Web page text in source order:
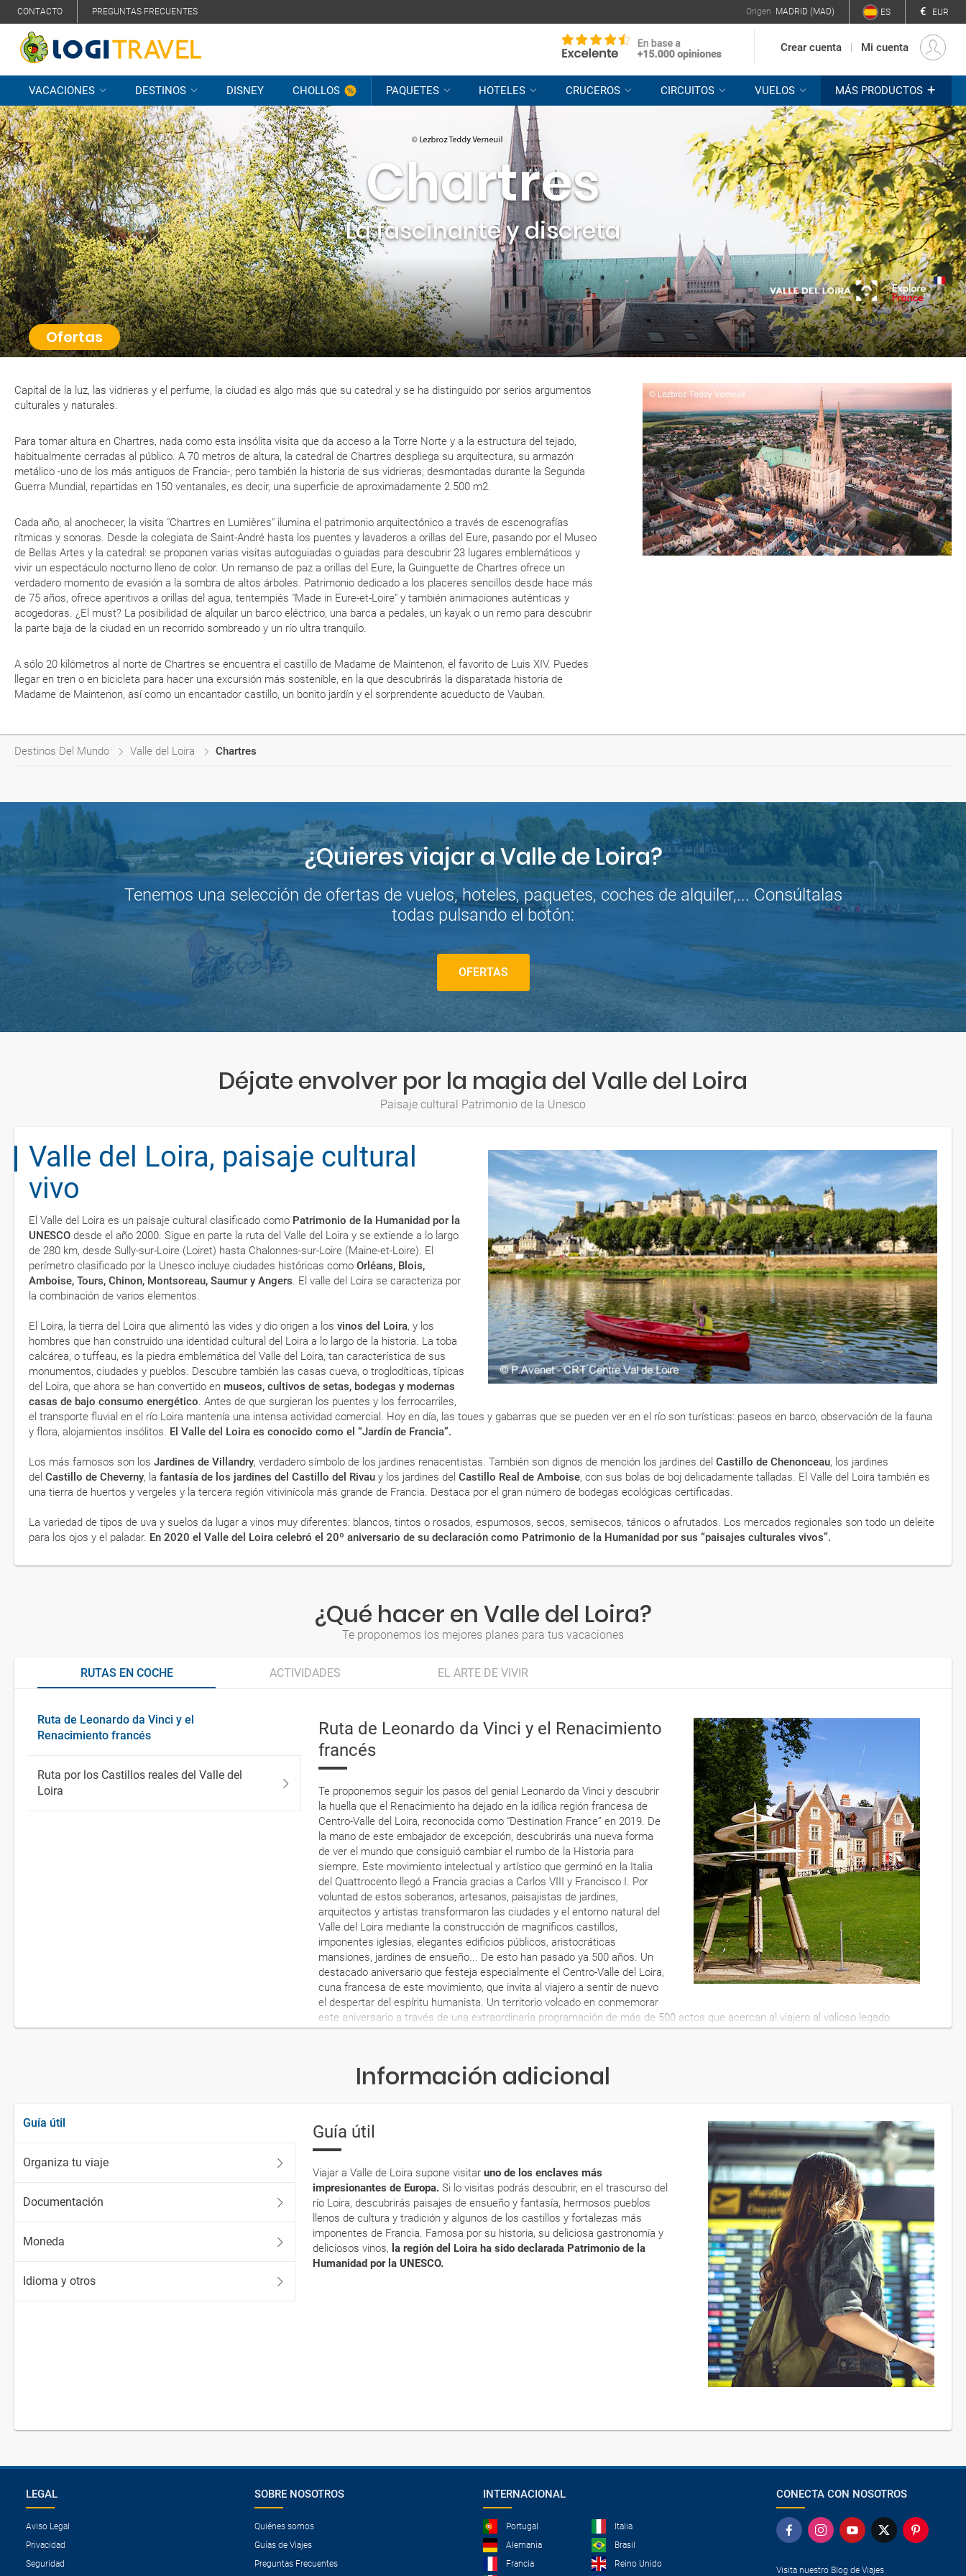
CONTACTO PREGUNTAS FRECUENTES Origen MADRID (MAD) ES € EUR
Crear cuenta Mi cuenta
VACACIONES DESTINOS DISNEY CHOLLOS PAQUETES HOTELES CRUCEROS CIRCUITOS VUELOS MÁS PRODUCTOS +
Chartres
La fascinante y discreta
Ofertas
Capital de la luz, las vidrieras y el perfume, la ciudad es algo más que su catedral y se ha distinguido por serios argumentos
culturales y naturales.
Para tomar altura en Chartres, nada como esta insólita visita que da acceso a la Torre Norte y a la estructura del tejado,
habitualmente cerradas al público. A 70 metros de altura, la catedral de Chartres despliega su arquitectura, su armazón
metálico -uno de los más antiguos de Francia-, pero también la historia de sus vidrieras, desmontadas durante la Segunda
Guerra Mundial, repartidas en 150 ventanales, es decir, una superficie de aproximadamente 2.500 m2.
Cada año, al anochecer, la visita "Chartres en Lumières" ilumina el patrimonio arquitectónico a través de escenografías
rítmicas y sonoras. Desde la colegiata de Saint-André hasta los puentes y lavaderos a orillas del Eure, pasando por el Museo
de Bellas Artes y la catedral: se proponen varias visitas autoguiadas o guiadas para descubrir 23 lugares emblemáticos y
vivir un espectáculo nocturno lleno de color. Un remanso de paz a orillas del Eure, la Guinguette de Chartres ofrece un
verdadero momento de evasión a la sombra de altos árboles. Patrimonio dedicado a los placeres sencillos desde hace más
de 75 años, ofrece aperitivos a orillas del agua, tentempiés "Made in Eure-et-Loire" y también animaciones auténticas y
acogedoras. ¿El must? La posibilidad de alquilar un barco eléctrico, una barca a pedales, un kayak o un remo para descubrir
la parte baja de la ciudad en un recorrido sombreado y un río ultra tranquilo.
A sólo 20 kilómetros al norte de Chartres se encuentra el castillo de Madame de Maintenon, el favorito de Luis XIV. Puedes
llegar en tren o en bicicleta para hacer una excursión más sostenible, en la que descubrirás la disparatada historia de
Madame de Maintenon, así como un encantador castillo, un bonito jardín y el sorprendente acueducto de Vauban.
Destinos Del Mundo Valle del Loira Chartres
¿Quieres viajar a Valle de Loira?
Tenemos una selección de ofertas de vuelos, hoteles, paquetes, coches de alquiler,... Consúltalas
todas pulsando el botón:
OFERTAS
Déjate envolver por la magia del Valle del Loira
Paisaje cultural Patrimonio de la Unesco
Valle del Loira, paisaje cultural
vivo
El Valle del Loira es un paisaje cultural clasificado como Patrimonio de la Humanidad por la
UNESCO desde el año 2000. Sigue en parte la ruta del Valle del Loira y se extiende a lo largo
de 280 km, desde Sully-sur-Loire (Loiret) hasta Chalonnes-sur-Loire (Maine-et-Loire). El
perímetro clasificado por la Unesco incluye ciudades históricas como Orléans, Blois,
Amboise, Tours, Chinon, Montsoreau, Saumur y Angers. El valle del Loira se caracteriza por
la combinación de varios elementos.
El Loira, la tierra del Loira que alimentó las vides y dio origen a los vinos del Loira, y los
hombres que han construido una identidad cultural del Loira a lo largo de la historia. La toba
calcárea, o tuffeau, es la piedra emblemática del Valle del Loira, tan característica de sus
monumentos, ciudades y pueblos. Descubre también las casas cueva, o troglodíticas, típicas
del Loira, que ahora se han convertido en museos, cultivos de setas, bodegas y modernas
casas de bajo consumo energético. Antes de que surgieran los puentes y los ferrocarriles,
el transporte fluvial en el río Loira mantenía una intensa actividad comercial. Hoy en día, las toues y gabarras que se pueden ver en el río son turísticas: paseos en barco, observación de la fauna
y flora, alojamientos insólitos. El Valle del Loira es conocido como el “Jardín de Francia”.
Los más famosos son los Jardines de Villandry, verdadero símbolo de los jardines renacentistas. También son dignos de mención los jardines del Castillo de Chenonceau, los jardines
del Castillo de Cheverny, la fantasía de los jardines del Castillo del Rivau y los jardines del Castillo Real de Amboise, con sus bolas de boj delicadamente talladas. El Valle del Loira también es
una tierra de huertos y vergeles y la tercera región vitivinícola más grande de Francia. Destaca por el gran número de bodegas ecológicas certificadas.
La variedad de tipos de uva y suelos da lugar a vinos muy diferentes: blancos, tintos o rosados, espumosos, secos, semisecos, tánicos o afrutados. Los mercados regionales son todo un deleite
para los ojos y el paladar. En 2020 el Valle del Loira celebró el 20º aniversario de su declaración como Patrimonio de la Humanidad por sus “paisajes culturales vivos”.
¿Qué hacer en Valle del Loira?
Te proponemos los mejores planes para tus vacaciones
RUTAS EN COCHE ACTIVIDADES EL ARTE DE VIVIR
Ruta de Leonardo da Vinci y el
Renacimiento francés
Ruta por los Castillos reales del Valle del
Loira
Ruta de Leonardo da Vinci y el Renacimiento
francés
Te proponemos seguir los pasos del genial Leonardo da Vinci y descubrir
la huella que el Renacimiento ha dejado en la idílica región francesa de
Centro-Valle del Loira, reconocida como “Destination France” en 2019. De
la mano de este embajador de excepción, descubrirás una nueva forma
de ver el mundo que consiguió cambiar el rumbo de la Historia para
siempre. Este movimiento intelectual y artístico que germinó en la Italia
del Quattrocento llegó a Francia gracias a Carlos VIII y Francisco I. Por
voluntad de estos soberanos, artesanos, paisajistas de jardines,
arquitectos y artistas transformaron las ciudades y el entorno natural del
Valle del Loira mediante la construcción de magníficos castillos,
imponentes iglesias, elegantes edificios públicos, aristocráticas
mansiones, jardines de ensueño... De esto han pasado ya 500 años. Un
destacado aniversario que festeja especialmente el Centro-Valle del Loira,
cuna francesa de este movimiento, que invita al viajero a sentir de nuevo
el despertar del espíritu humanista. Un territorio volcado en conmemorar
este aniversario a través de una extraordinaria programación de más de 500 actos que acercan al viajero al valioso legado
reconocido como Patrimonio de la Humanidad, a la música, los jardines, las ciencias y revoluciones tecnológicas, la arquitectura,
Aprovecha esta oportunidad única de disfrutar de grandes eventos y vivir experiencias inolvidables en un año irrepetible. Explora
al volante estas tierras con historia, adéntrate en sus elegantes castillos, protagonistas de elegantes bailes y episodios
el nacimiento de Catalina de Médici en Florencia y el inicio de la construcción del Castillo Real de Chambord. Un año
indispensable para entender el devenir no solo de Francia, sino de toda Europa.
Información adicional
Guía útil
Organiza tu viaje
Documentación
Moneda
Idioma y otros
Guía útil
Viajar a Valle de Loira supone visitaruno de los enclaves más
impresionantes de Europa. Si lo visitas podrás descubrir, en el trascurso del
río Loira, descubrirás paisajes de ensueño y fantasía, hermosos pueblos
llenos de cultura y tradición y algunos de los castillos y fortalezas más
imponentes de Francia. Famosa por su historia, su deliciosa gastronomía y
deliciosos vinos, la región del Loira ha sido declarada Patrimonio de la
Humanidad por la UNESCO.
LEGAL
Aviso Legal
Privacidad
Seguridad
SOBRE NOSOTROS
Quiénes somos
Guías de Viajes
Preguntas Frecuentes
INTERNACIONAL
Portugal
Italia
Alemania
Brasil
Francia
Reino Unido
CONECTA CON NOSOTROS
Visita nuestro Blog de Viajes